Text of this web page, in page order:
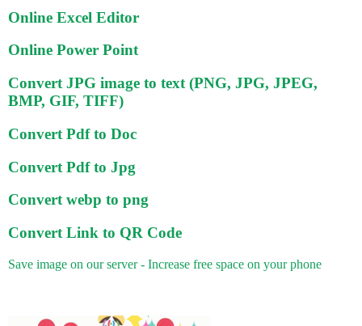
Online Excel Editor
Online Power Point
Convert JPG image to text (PNG, JPG, JPEG,
BMP, GIF, TIFF)
Convert Pdf to Doc
Convert Pdf to Jpg
Convert webp to png
Convert Link to QR Code
Save image on our server - Increase free space on your phone